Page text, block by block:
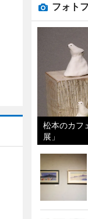
フォト
松本のカフ
展」